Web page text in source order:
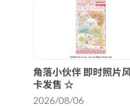
角落小伙伴 即时照片
卡发售 ☆
2026/08/06